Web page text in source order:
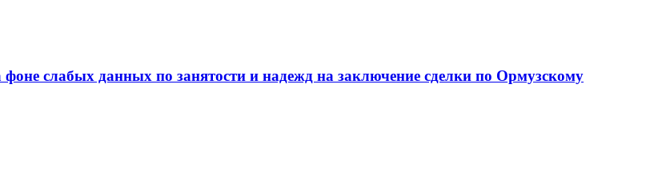
слабых данных по занятости и надежд на заключение сделки по Ормузскому